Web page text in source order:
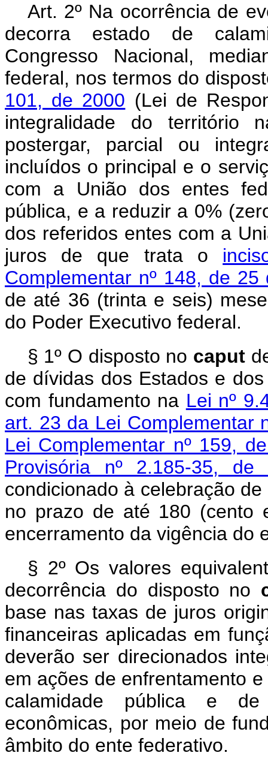
Art. 2º Na ocorrência de
decorra estado de
Congresso Nacional,
federal, nos termos do
101, de 2000 (Lei de
integralidade do território
postergar, parcial ou
incluídos o principal e o
com a União dos entes
pública, e a reduzir a 0%
dos referidos entes com a
juros de que trata o
Complementar nº 148, de
de até 36 (trinta e seis)
do Poder Executivo federal.
§ 1º O disposto no caput
de dívidas dos Estados e
com fundamento na Lei nº
art. 23 da Lei Complementar
Lei Complementar nº 159,
Provisória nº 2.185-35,
condicionado à celebração
no prazo de até 180 (cento
encerramento da vigência do
§ 2º Os valores
decorrência do disposto no
base nas taxas de juros
financeiras aplicadas em
deverão ser direcionados
em ações de enfrentamento
calamidade pública e
econômicas, por meio de
âmbito do ente federativo.